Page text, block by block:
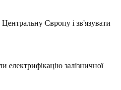
Європу і зв'язувати
залізничної